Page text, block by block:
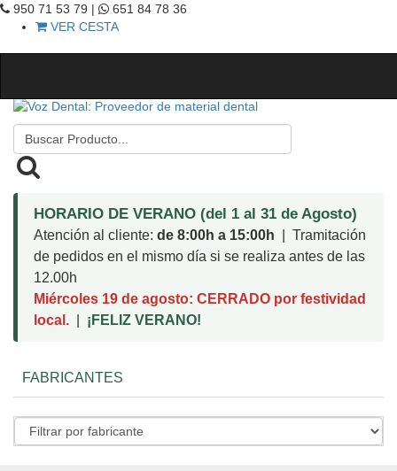
950 71 53 79 |
651 84 78 36
VER CESTA
HORARIO DE VERANO (del 1 al 31 de Agosto)
Atención al cliente: de 8:00h a 15:00h | Tramitación
de pedidos en el mismo día si se realiza antes de las
12.00h
Miércoles 19 de agosto: CERRADO por festividad
local.
¡FELIZ VERANO!
FABRICANTES